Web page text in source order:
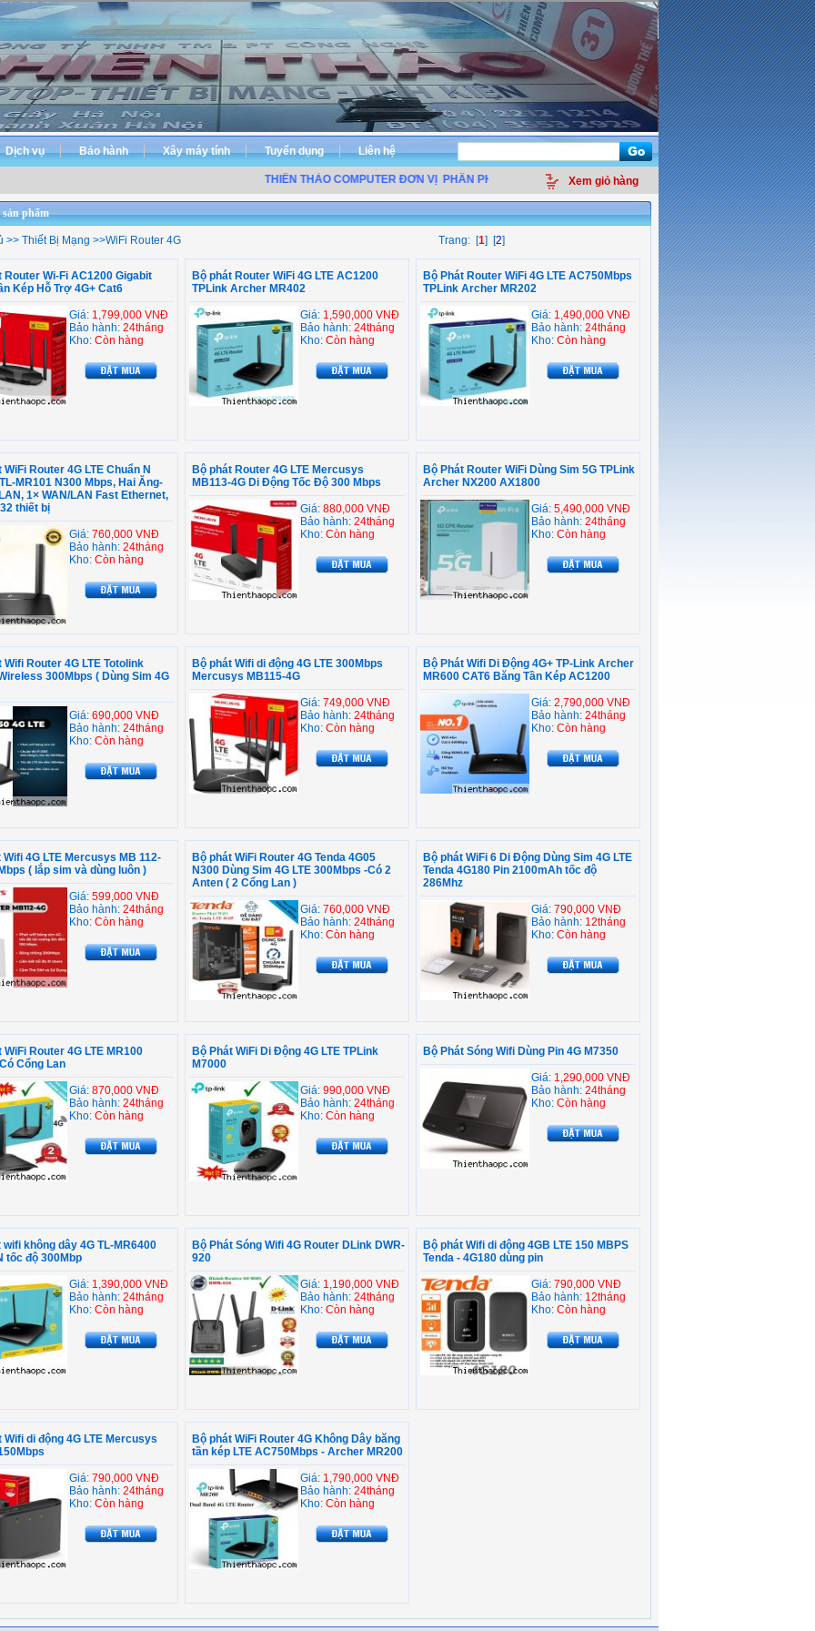
Dịch vụ Bảo hành Xây máy tính Tuyển dụng Liên hệ
THIÊN THẢO COMPUTER ĐƠN VỊ PHÂN PHỐI LINH KIỆN ĐIỆN TỬ MÁY TÍNH - THIẾT BỊ VĂN PHÒNG - GIẢI
Xem giỏ hàng
phẩm
>> Thiết Bị Mạng >>WiFi Router 4G Trang: [1] [2]
Router Wi-Fi AC1200 Gigabit
Kép Hỗ Trợ 4G+ Cat6
Giá: 1,799,000 VNĐ
Bảo hành: 24tháng
Kho: Còn hàng
Bộ phát Router WiFi 4G LTE AC1200
TPLink Archer MR402
Giá: 1,590,000 VNĐ
Bảo hành: 24tháng
Kho: Còn hàng
Bộ Phát Router WiFi 4G LTE AC750Mbps
TPLink Archer MR202
Giá: 1,490,000 VNĐ
Bảo hành: 24tháng
Kho: Còn hàng
WiFi Router 4G LTE Chuẩn N
MR101 N300 Mbps, Hai Ăng-
1× WAN/LAN Fast Ethernet,
thiết bị
Giá: 760,000 VNĐ
Bảo hành: 24tháng
Kho: Còn hàng
Bộ phát Router 4G LTE Mercusys
MB113-4G Di Động Tốc Độ 300 Mbps
Giá: 880,000 VNĐ
Bảo hành: 24tháng
Kho: Còn hàng
Bộ Phát Router WiFi Dùng Sim 5G TPLink
Archer NX200 AX1800
Giá: 5,490,000 VNĐ
Bảo hành: 24tháng
Kho: Còn hàng
Wifi Router 4G LTE Totolink
300Mbps ( Dùng Sim 4G
Giá: 690,000 VNĐ
Bảo hành: 24tháng
Kho: Còn hàng
Bộ phát Wifi di động 4G LTE 300Mbps
Mercusys MB115-4G
Giá: 749,000 VNĐ
Bảo hành: 24tháng
Kho: Còn hàng
Bộ Phát Wifi Di Động 4G+ TP-Link Archer
MR600 CAT6 Băng Tần Kép AC1200
Giá: 2,790,000 VNĐ
Bảo hành: 24tháng
Kho: Còn hàng
Wifi 4G LTE Mercusys MB 112-
( lắp sim và dùng luôn )
Giá: 599,000 VNĐ
Bảo hành: 24tháng
Kho: Còn hàng
Bộ phát WiFi Router 4G Tenda 4G05
N300 Dùng Sim 4G LTE 300Mbps -Có 2
Anten ( 2 Cổng Lan )
Giá: 760,000 VNĐ
Bảo hành: 24tháng
Kho: Còn hàng
Bộ phát WiFi 6 Di Động Dùng Sim 4G LTE
Tenda 4G180 Pin 2100mAh tốc độ
286Mhz
Giá: 790,000 VNĐ
Bảo hành: 12tháng
Kho: Còn hàng
WiFi Router 4G LTE MR100
Cổng Lan
Giá: 870,000 VNĐ
Bảo hành: 24tháng
Kho: Còn hàng
Bộ Phát WiFi Di Động 4G LTE TPLink
M7000
Giá: 990,000 VNĐ
Bảo hành: 24tháng
Kho: Còn hàng
Bộ Phát Sóng Wifi Dùng Pin 4G M7350
Giá: 1,290,000 VNĐ
Bảo hành: 24tháng
Kho: Còn hàng
wifi không dây 4G TL-MR6400
tốc độ 300Mbp
Giá: 1,390,000 VNĐ
Bảo hành: 24tháng
Kho: Còn hàng
Bộ Phát Sóng Wifi 4G Router DLink DWR-
920
Giá: 1,190,000 VNĐ
Bảo hành: 24tháng
Kho: Còn hàng
Bộ phát Wifi di động 4GB LTE 150 MBPS
Tenda - 4G180 dùng pin
Giá: 790,000 VNĐ
Bảo hành: 12tháng
Kho: Còn hàng
Wifi di động 4G LTE Mercusys
Giá: 790,000 VNĐ
Bảo hành: 24tháng
Kho: Còn hàng
Bộ phát WiFi Router 4G Không Dây băng
tần kép LTE AC750Mbps - Archer MR200
Giá: 1,790,000 VNĐ
Bảo hành: 24tháng
Kho: Còn hàng